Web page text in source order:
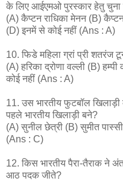
के लिए आईएमओ पुरस्कार हेतु चुना
(A) कैप्टन राधिका मेनन (B)
(D) इनमें से कोई नहीं (Ans : A)
10. फिडे महिला ग्रां प्री शतरंज
(A) हरिका द्रोणा वल्ली (B)
कोई नहीं (Ans : A)
11. उस भारतीय फुटबॉल खिलाड़ी
पहले भारतीय खिलाड़ी बने?
(A) सुनील छेत्री (B) सुमीत
(Ans : C)
12. किस भारतीय पैरा-तैराक ने
आठ पदक जीते?